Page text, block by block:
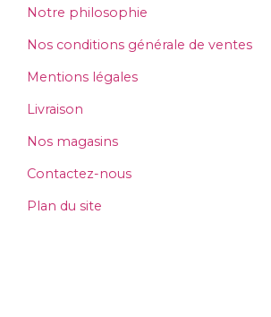
Notre philosophie
Nos conditions générale de ventes
Mentions légales
Livraison
Nos magasins
Contactez-nous
Plan du site